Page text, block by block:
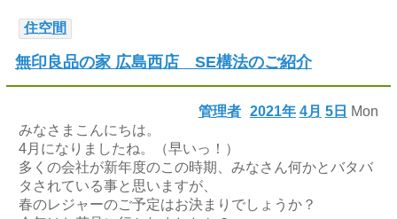
住空間
無印良品の家 広島西店 SE構法のご紹介
2021年 4月 5日 Mon
管理者
みなさまこんにちは。
4月になりましたね。（早いっ！）
多くの会社が新年度のこの時期、みなさん何かとバタバ
タされている事と思いますが、
春のレジャーのご予定はお決まりでしょうか？